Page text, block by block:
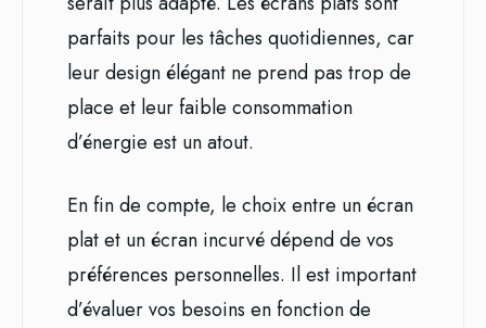
parfaits pour les tâches quotidiennes, car
leur design élégant ne prend pas trop de
place et leur faible consommation
d’énergie est un atout.
En fin de compte, le choix entre un écran
plat et un écran incurvé dépend de vos
préférences personnelles. Il est important
d’évaluer vos besoins en fonction de